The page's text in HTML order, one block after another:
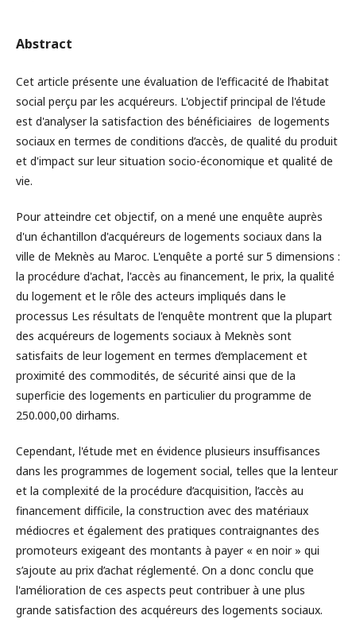
Abstract
Cet article présente une évaluation de l'efficacité de l’habitat
social perçu par les acquéreurs. L'objectif principal de l'étude
est d'analyser la satisfaction des bénéficiaires de logements
sociaux en termes de conditions d’accès, de qualité du produit
et d'impact sur leur situation socio-économique et qualité de
vie.
Pour atteindre cet objectif, on a mené une enquête auprès
d'un échantillon d'acquéreurs de logements sociaux dans la
ville de Meknès au Maroc. L'enquête a porté sur 5 dimensions :
la procédure d'achat, l'accès au financement, le prix, la qualité
du logement et le rôle des acteurs impliqués dans le
processus Les résultats de l'enquête montrent que la plupart
des acquéreurs de logements sociaux à Meknès sont
satisfaits de leur logement en termes d’emplacement et
proximité des commodités, de sécurité ainsi que de la
superficie des logements en particulier du programme de
250.000,00 dirhams.
Cependant, l'étude met en évidence plusieurs insuffisances
dans les programmes de logement social, telles que la lenteur
et la complexité de la procédure d’acquisition, l’accès au
financement difficile, la construction avec des matériaux
médiocres et également des pratiques contraignantes des
promoteurs exigeant des montants à payer « en noir » qui
s’ajoute au prix d’achat réglementé. On a donc conclu que
l'amélioration de ces aspects peut contribuer à une plus
grande satisfaction des acquéreurs des logements sociaux.